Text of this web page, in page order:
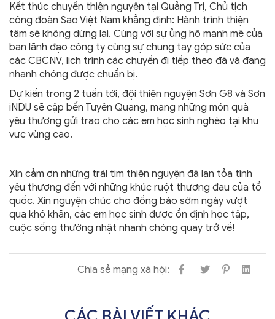
Kết thúc chuyến thiện nguyện tại Quảng Trị, Chủ tịch
công đoàn Sao Việt Nam khẳng định: Hành trình thiện
tâm sẽ không dừng lại. Cùng với sự ủng hộ mạnh mẽ của
ban lãnh đạo công ty cùng sự chung tay góp sức của
các CBCNV, lịch trình các chuyến đi tiếp theo đã và đang
nhanh chóng được chuẩn bị.
Dự kiến trong 2 tuần tới, đội thiện nguyện Sơn G8 và Sơn
iNDU sẽ cập bến Tuyên Quang, mang những món quà
yêu thương gửi trao cho các em học sinh nghèo tại khu
vực vùng cao.
Xin cảm ơn những trái tim thiện nguyện đã lan tỏa tình
yêu thương đến với những khúc ruột thương đau của tổ
quốc. Xin nguyện chúc cho đồng bào sớm ngày vượt
qua khó khăn, các em học sinh được ổn định học tập,
cuộc sống thường nhật nhanh chóng quay trở về!
Chia sẻ mạng xã hội: